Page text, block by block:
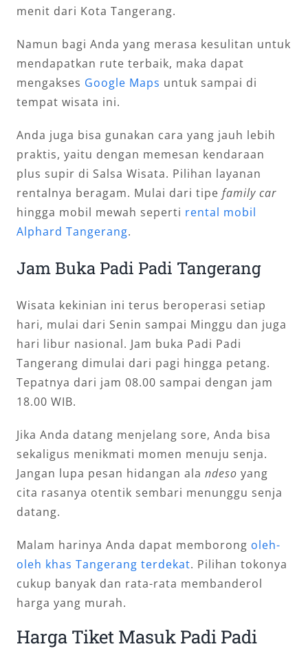
menit dari Kota Tangerang.
Namun bagi Anda yang merasa kesulitan untuk
mendapatkan rute terbaik, maka dapat
mengakses Google Maps untuk sampai di
tempat wisata ini.
Anda juga bisa gunakan cara yang jauh lebih
praktis, yaitu dengan memesan kendaraan
plus supir di Salsa Wisata. Pilihan layanan
rentalnya beragam. Mulai dari tipe family car
hingga mobil mewah seperti rental mobil
Alphard Tangerang.
Jam Buka Padi Padi Tangerang
Wisata kekinian ini terus beroperasi setiap
hari, mulai dari Senin sampai Minggu dan juga
hari libur nasional. Jam buka Padi Padi
Tangerang dimulai dari pagi hingga petang.
Tepatnya dari jam 08.00 sampai dengan jam
18.00 WIB.
Jika Anda datang menjelang sore, Anda bisa
sekaligus menikmati momen menuju senja.
Jangan lupa pesan hidangan ala ndeso yang
cita rasanya otentik sembari menunggu senja
datang.
Malam harinya Anda dapat memborong oleh-
oleh khas Tangerang terdekat. Pilihan tokonya
cukup banyak dan rata-rata membanderol
harga yang murah.
Harga Tiket Masuk Padi Padi